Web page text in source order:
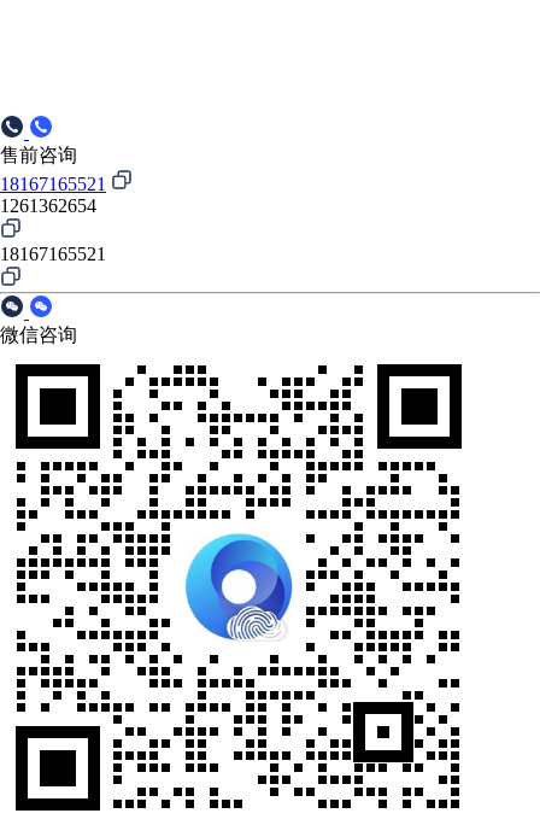
售前咨询
18167165521
1261362654
18167165521
微信咨询